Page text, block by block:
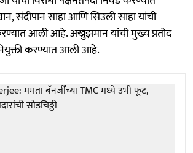
संदीपान साहा आणि सिउली साहा यांची
आली आहे. अख्रुझमान यांची मुख्य प्रतोद
करण्यात आली आहे.